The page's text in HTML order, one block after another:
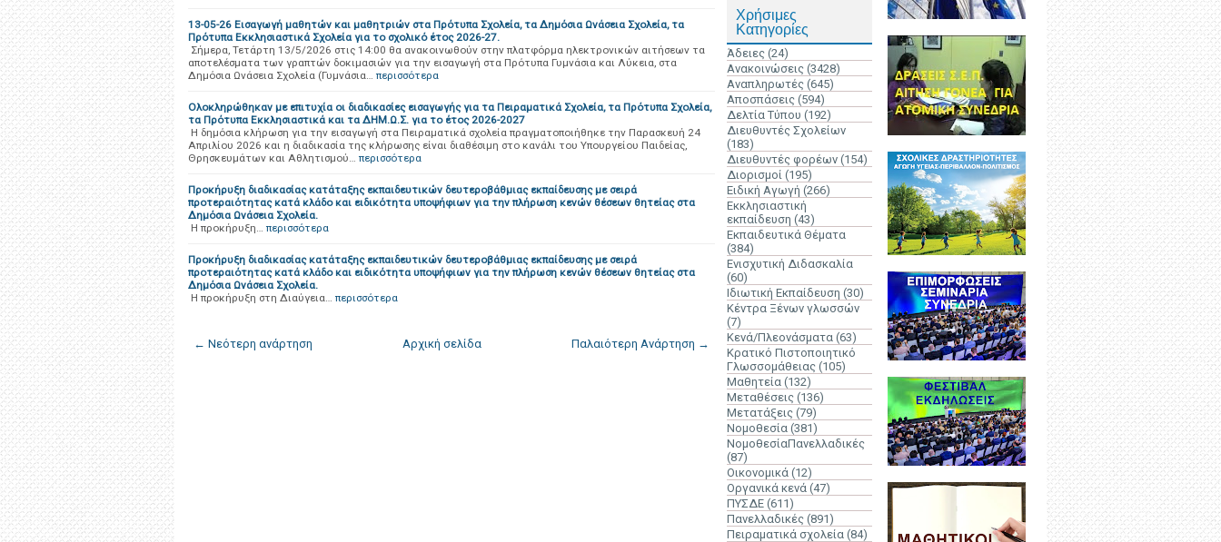
13-05-26 Εισαγωγή μαθητών και μαθητριών στα Πρότυπα Σχολεία, τα Δημόσια Ωνάσεια Σχολεία, τα
Πρότυπα Εκκλησιαστικά Σχολεία για το σχολικό έτος 2026-27.
Σήμερα, Τετάρτη 13/5/2026 στις 14:00 θα ανακοινωθούν στην πλατφόρμα ηλεκτρονικών αιτήσεων τα
αποτελέσματα των γραπτών δοκιμασιών για την εισαγωγή στα Πρότυπα Γυμνάσια και Λύκεια, στα
Δημόσια Ωνάσεια Σχολεία (Γυμνάσια… περισσότερα
Ολοκληρώθηκαν με επιτυχία οι διαδικασίες εισαγωγής για τα Πειραματικά Σχολεία, τα Πρότυπα Σχολεία,
τα Πρότυπα Εκκλησιαστικά και τα ΔΗΜ.Ω.Σ. για το έτος 2026-2027
Η δημόσια κλήρωση για την εισαγωγή στα Πειραματικά σχολεία πραγματοποιήθηκε την Παρασκευή 24
Απριλίου 2026 και η διαδικασία της κλήρωσης είναι διαθέσιμη στο κανάλι του Υπουργείου Παιδείας,
Θρησκευμάτων και Αθλητισμού… περισσότερα
Προκήρυξη διαδικασίας κατάταξης εκπαιδευτικών δευτεροβάθμιας εκπαίδευσης με σειρά
προτεραιότητας κατά κλάδο και ειδικότητα υποψήφιων για την πλήρωση κενών θέσεων θητείας στα
Δημόσια Ωνάσεια Σχολεία.
Η προκήρυξη… περισσότερα
Προκήρυξη διαδικασίας κατάταξης εκπαιδευτικών δευτεροβάθμιας εκπαίδευσης με σειρά
προτεραιότητας κατά κλάδο και ειδικότητα υποψήφιων για την πλήρωση κενών θέσεων θητείας στα
Δημόσια Ωνάσεια Σχολεία.
Η προκήρυξη στη Διαύγεια… περισσότερα
← Νεότερη ανάρτηση Παλαιότερη Ανάρτηση →
Αρχική σελίδα
Χρήσιμες
Κατηγορίες
Άδειες (24)
Ανακοινώσεις (3428)
Αναπληρωτές (645)
Αποσπάσεις (594)
Δελτία Τύπου (192)
Διευθυντές Σχολείων
(183)
Διευθυντές φορέων (154)
Διορισμοί (195)
Ειδική Αγωγή (266)
Εκκλησιαστική
εκπαίδευση (43)
Εκπαιδευτικά Θέματα
(384)
Ενισχυτική Διδασκαλία
(60)
Ιδιωτική Εκπαίδευση (30)
Κέντρα Ξένων γλωσσών
(7)
Κενά/Πλεονάσματα (63)
Κρατικό Πιστοποιητικό
Γλωσσομάθειας (105)
Μαθητεία (132)
Μεταθέσεις (136)
Μετατάξεις (79)
Νομοθεσία (381)
ΝομοθεσίαΠανελλαδικές
(87)
Οικονομικά (12)
Οργανικά κενά (47)
ΠΥΣΔΕ (611)
Πανελλαδικές (891)
Πειραματικά σχολεία (84)